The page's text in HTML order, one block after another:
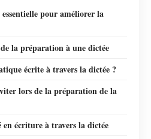
pour améliorer la
la préparation à une dictée
écrite à travers la dictée ?
lors de la préparation de la
écriture à travers la dictée